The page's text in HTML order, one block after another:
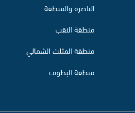
الناصرة والمنطقة
منطقة النقب
منطقة المثلث الشمالي
منطقة البطوف